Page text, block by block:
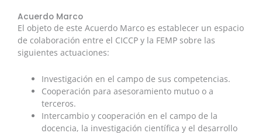
Acuerdo Marco
El objeto de este Acuerdo Marco es establecer un espacio
de colaboración entre el CICCP y la FEMP sobre las
siguientes actuaciones:
Investigación en el campo de sus competencias.
Cooperación para asesoramiento mutuo o a
terceros.
Intercambio y cooperación en el campo de la
docencia, la investigación científica y el desarrollo